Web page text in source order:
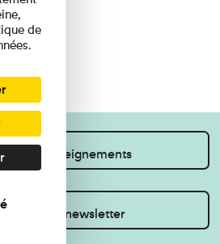
des renseignements
vous à la newsletter
de